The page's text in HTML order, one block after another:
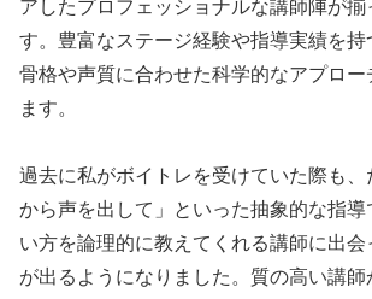
アしたプロフェッショナルな講師陣が
す。豊富なステージ経験や指導実績を
骨格や声質に合わせた科学的なアプロ
ます。
過去に私がボイトレを受けていた際も、
から声を出して」といった抽象的な指導
い方を論理的に教えてくれる講師に出
が出るようになりました。質の高い講